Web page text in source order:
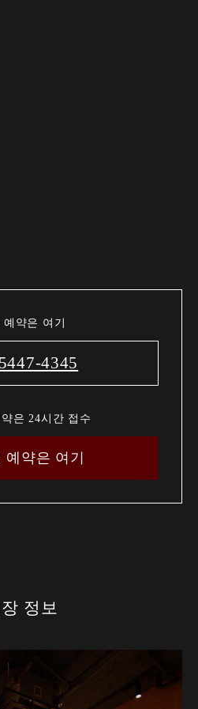
예약은 여기
4345
은 24시간 접수
예약은 여기
정보